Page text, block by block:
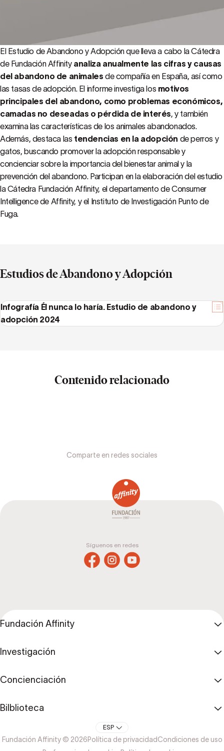
El Estudio de Abandono y Adopción que lleva a cabo la Cátedra
de Fundación Affinity analiza anualmente las cifras y causas
del abandono de animales de compañía en España, así como
las tasas de adopción. El informe investiga los motivos
principales del abandono, como problemas económicos,
camadas no deseadas o pérdida de interés, y también
examina las características de los animales abandonados.
Además, destaca las tendencias en la adopción de perros y
gatos, buscando promover la adopción responsable y
concienciar sobre la importancia del bienestar animal y la
prevención del abandono. Participan en la elaboración del estudio
la Cátedra Fundación Affinity, el departamento de Consumer
Intelligence de Affinity, y el Instituto de Investigación Punto de
Fuga.
Estudios de Abandono y Adopción
Infografía Él nunca lo haría. Estudio de abandono y
adopción 2024
Contenido relacionado
Comparte en redes sociales
Síguenos en redes
Fundación Affinity
Investigación
Concienciación
Bilblioteca
ESP
Fundación Affinity © 2026Política de privacidadCondiciones de uso